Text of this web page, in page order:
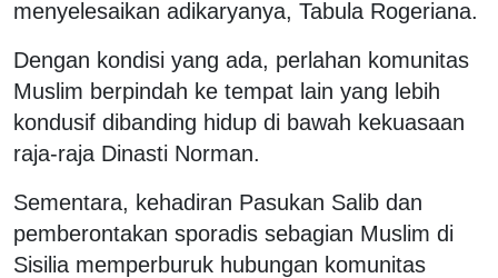
menyelesaikan adikaryanya, Tabula Rogeriana.
Dengan kondisi yang ada, perlahan komunitas
Muslim berpindah ke tempat lain yang lebih
kondusif dibanding hidup di bawah kekuasaan
raja-raja Dinasti Norman.
Sementara, kehadiran Pasukan Salib dan
pemberontakan sporadis sebagian Muslim di
Sisilia memperburuk hubungan komunitas